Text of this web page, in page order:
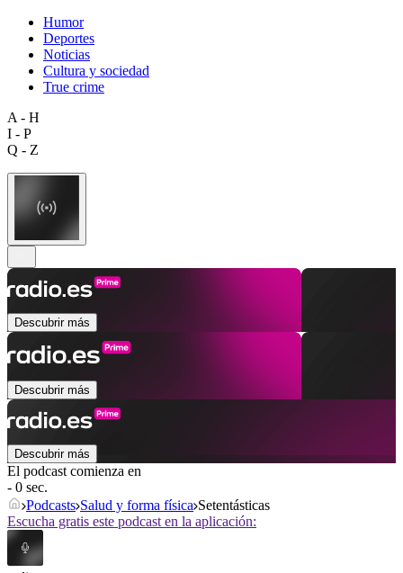
Humor
Deportes
Noticias
Cultura y sociedad
True crime
A - H
I - P
Q - Z
Descubrir más
Descubrir más
Descubrir más
El podcast comienza en
- 0 sec.
Podcasts Salud y forma física Setentásticas
Escucha gratis este podcast en la aplicación: